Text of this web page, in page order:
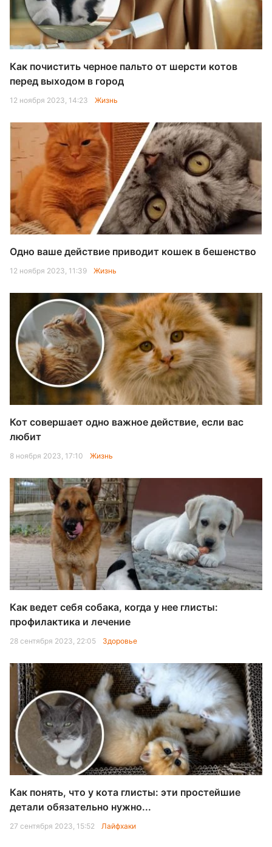
Как почистить черное пальто от шерсти котов
перед выходом в город
12 ноября 2023, 14:23 Жизнь
Одно ваше действие приводит кошек в бешенство
12 ноября 2023, 11:39 Жизнь
Кот совершает одно важное действие, если вас
любит
8 ноября 2023, 17:10 Жизнь
Как ведет себя собака, когда у нее глисты:
профилактика и лечение
28 сентября 2023, 22:05 Здоровье
Как понять, что у кота глисты: эти простейшие
детали обязательно нужно...
27 сентября 2023, 15:52 Лайфхаки